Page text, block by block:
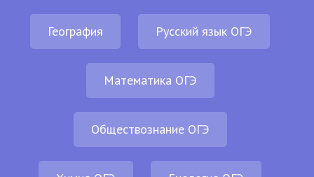
География Русский язык ОГЭ
Математика ОГЭ
Обществознание ОГЭ